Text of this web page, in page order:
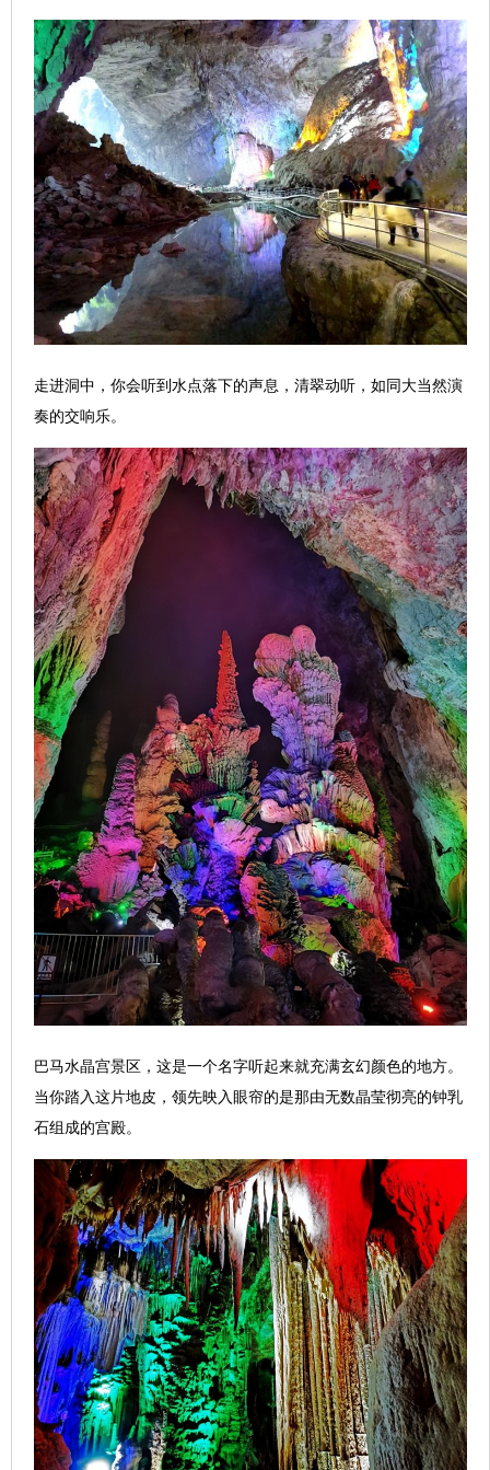
走进洞中，你会听到水点落下的声息，清翠动听，如同大当然演
奏的交响乐。
巴马水晶宫景区，这是一个名字听起来就充满玄幻颜色的地方。
当你踏入这片地皮，领先映入眼帘的是那由无数晶莹彻亮的钟乳
石组成的宫殿。